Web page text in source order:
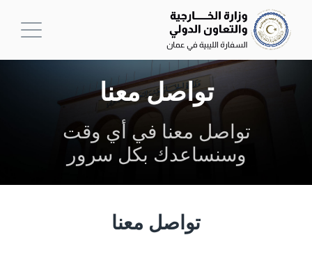
تواصل معنا
تواصل معنا في أي وقت
وسنساعدك بكل سرور
تواصل معنا